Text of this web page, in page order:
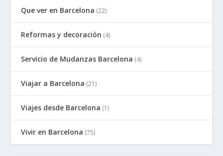
Que ver en Barcelona (22)
Reformas y decoración (4)
Servicio de Mudanzas Barcelona (4)
Viajar a Barcelona (21)
Viajes desde Barcelona (1)
Vivir en Barcelona (75)